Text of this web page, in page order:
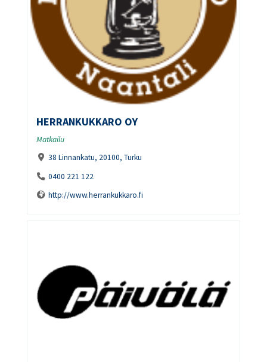
HERRANKUKKARO OY
Matkailu
38 Linnankatu, 20100, Turku
0400 221 122
http://www.herrankukkaro.fi